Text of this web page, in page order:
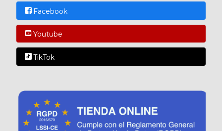
Facebook
Youtube
TikTok